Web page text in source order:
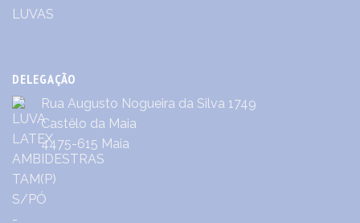
DELEGAÇÃO
Rua Augusto Nogueira da Silva 1749
Castêlo da Maia
4475-615 Maia